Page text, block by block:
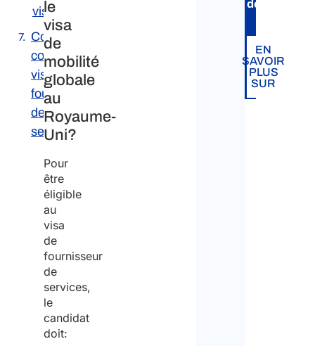
visa?
Combien
coûte un
visa de
fournisseur
de
services?
le
visa
de
mobilité
globale
au
Royaume-
Uni?
Pour
être
éligible
au
visa
de
fournisseur
de
services,
le
candidat
doit:
demande
EN
SAVOIR
PLUS
SUR